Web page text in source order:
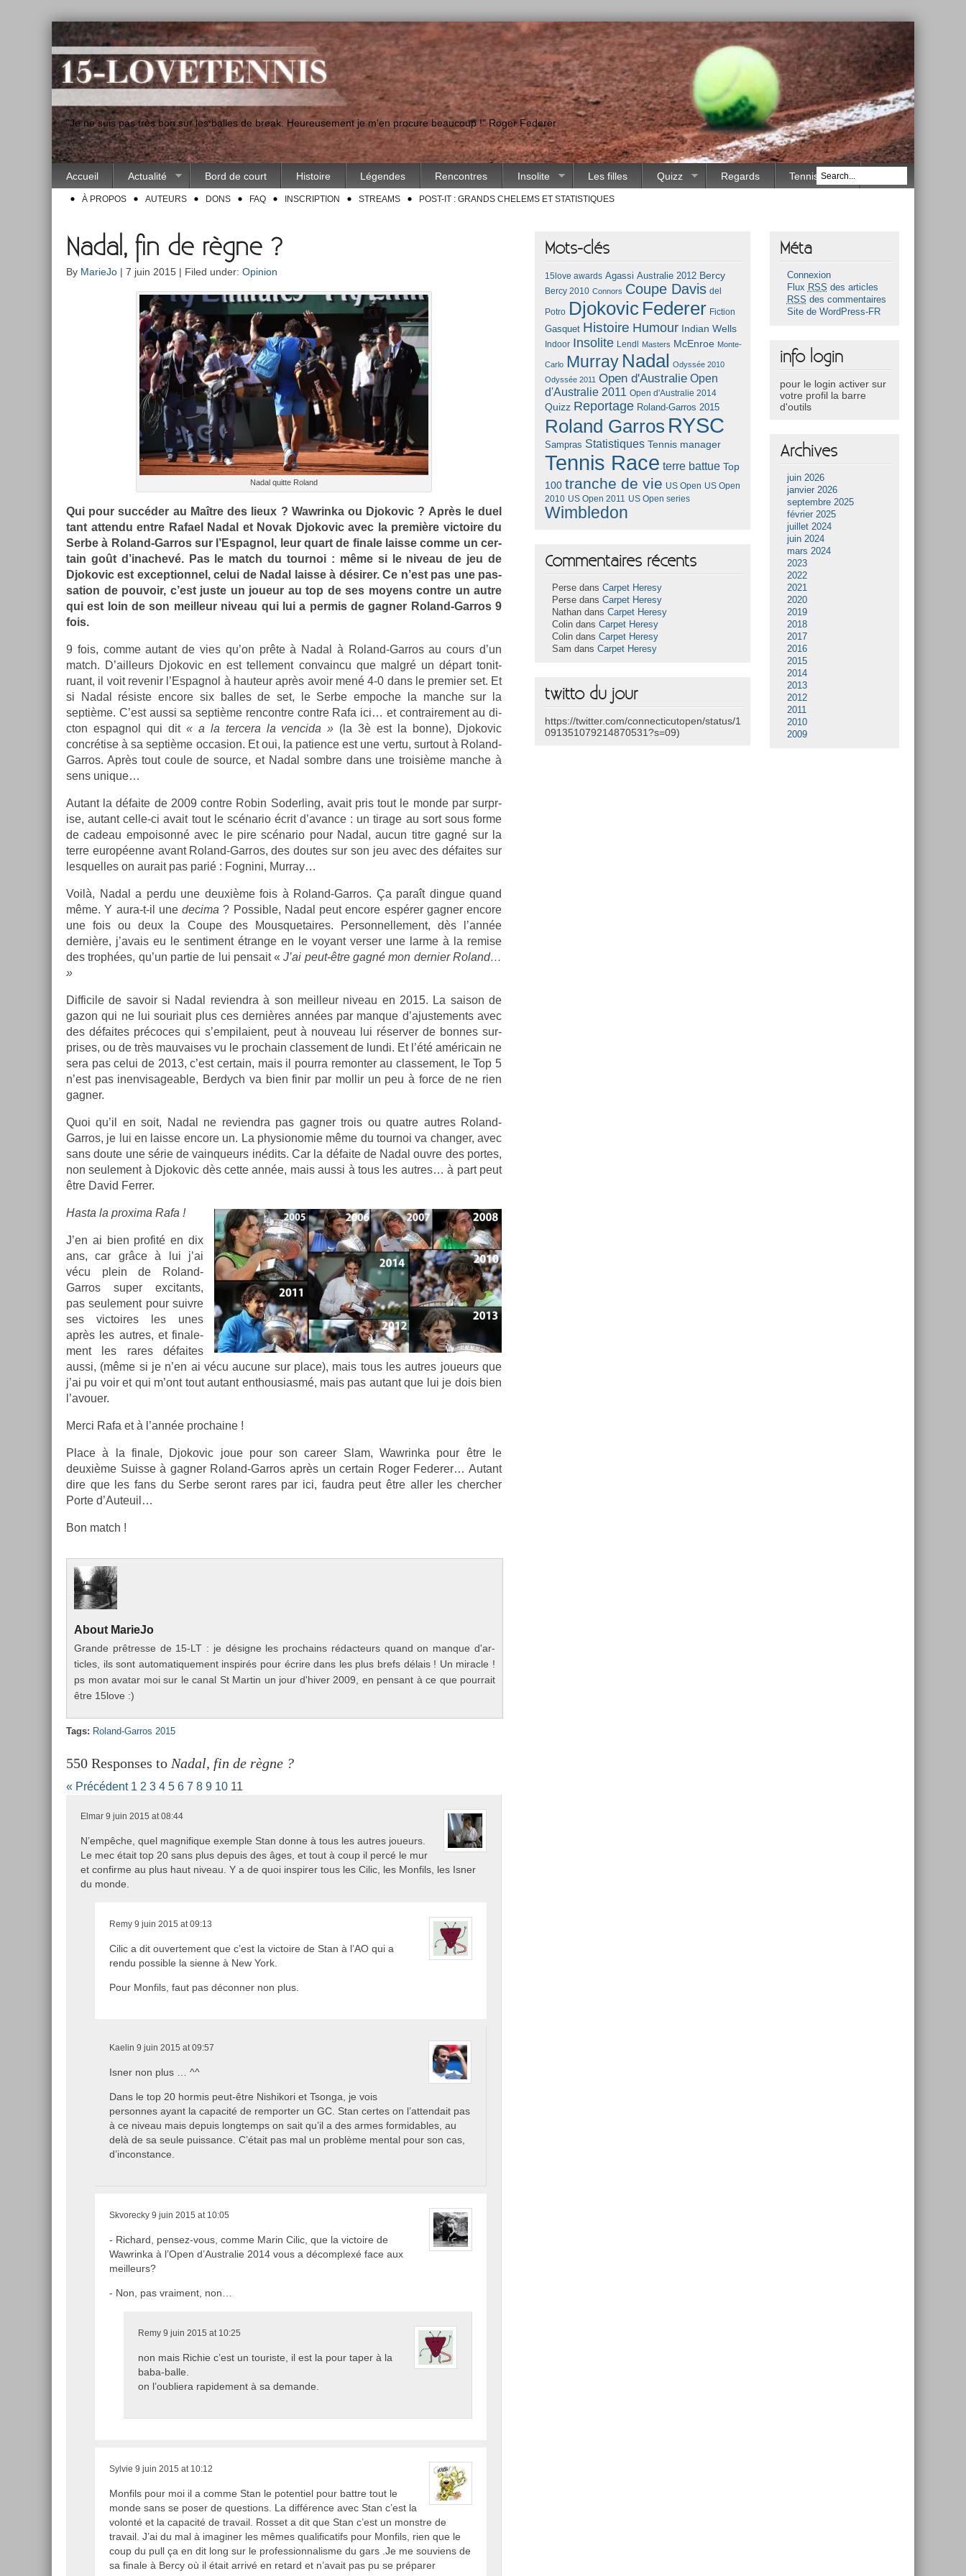
"Je ne suis pas très bon sur les balles de break. Heureusement je m'en procure beaucoup !" Roger Federer
Accueil Actualité Bord de court Histoire Légendes Rencontres Insolite Les filles Quizz Regards Tennis Race
À PROPOS AUTEURS DONS FAQ INSCRIPTION STREAMS POST-IT : GRANDS CHELEMS ET STATISTIQUES
Nadal, fin de règne ?
By MarieJo | 7 juin 2015 | Filed under: Opinion
Nadal quit­te Roland
Qui pour succéder au Maître des lieux ? Waw­rinka ou Djokovic ? Après le duel
tant at­tendu entre Rafael Nadal et Novak Djokovic avec la première vic­toire du
Serbe à Roland-Garros sur l’Es­pagnol, leur quart de fin­ale lais­se comme un cer­
tain goût d’inac­hevé. Pas le match du tour­noi : même si le niveau de jeu de
Djokovic est ex­cep­tion­nel, celui de Nadal lais­se à désirer. Ce n’est pas une pas­
sa­tion de pouvoir, c’est juste un joueur au top de ses moyens con­tre un autre
qui est loin de son meil­leur niveau qui lui a per­mis de gagn­er Roland-Garros 9
fois.
9 fois, comme autant de vies qu’on prête à Nadal à Roland-Garros au cours d’un
match. D’ail­leurs Djokovic en est tel­le­ment con­vain­cu que malgré un départ tonit­
ruant, il voit re­venir l’Es­pagnol à hauteur après avoir mené 4-0 dans le pre­mi­er set. Et
si Nadal résiste en­core six bal­les de set, le Serbe em­poc­he la man­che sur la
septième. C’est aussi sa septième re­ncontre con­tre Rafa ici… et contra­ire­ment au di­
cton es­pagnol qui dit « a la ter­cera la ven­cida » (la 3è est la bonne), Djokovic
concrétise à sa septième oc­cas­ion. Et oui, la pati­ence est une vertu, sur­tout à Roland-
Garros. Après tout coule de sour­ce, et Nadal sombre dans une troisiè­me man­che à
sens uni­que…
Autant la défaite de 2009 con­tre Robin Soderl­ing, avait pris tout le monde par sur­pr­
ise, autant celle-ci avait tout le scénario écrit d’avan­ce : un tirage au sort sous forme
de cadeau em­poisonné avec le pire scénario pour Nadal, aucun titre gagné sur la
terre européenne avant Roland-Garros, des doutes sur son jeu avec des défaites sur
les­quel­les on aurait pas parié : Fog­nini, Mur­ray…
Voilà, Nadal a perdu une deuxième fois à Roland-Garros. Ça paraît di­ngue quand
même. Y aura-t-il une de­cima? Pos­sible, Nadal peut en­core espérer gagn­er en­core
une fois ou deux la Coupe des Mous­quetaires. Per­son­nelle­ment, dès l’année
dernière, j’avais eu le sen­ti­ment étran­ge en le voyant vers­er une larme à la re­m­ise
des trophées, qu’un par­tie de lui pen­sait «J’ai peut-être gagné mon de­rni­er Roland…
»
Dif­ficile de savoir si Nadal re­viendra à son meil­leur niveau en 2015. La saison de
gazon qui ne lui souriait plus ces dernières années par man­que d’ajus­te­ments avec
des défaites précoces qui s’em­pilaient, peut à nouveau lui réserv­er de bon­nes sur­
prises, ou de très mauvaises vu le pro­chain clas­se­ment de lundi. Et l’été américain ne
sera pas celui de 2013, c’est cer­tain, mais il pour­ra re­mont­er au clas­se­ment, le Top 5
n’est pas in­en­visage­able, Be­rdych va bien finir par mol­lir un peu à force de ne rien
gagn­er.
Quoi qu’il en soit, Nadal ne re­viendra pas gagn­er trois ou quat­re aut­res Roland-
Garros, je lui en lais­se en­core un. La physionomie même du tour­noi va chang­er, avec
sans doute une série de vain­queurs inédits. Car la défaite de Nadal ouvre des por­tes,
non seule­ment à Djokovic dès cette année, mais aussi à tous les aut­res… à part peut
être David Ferr­er.
Hasta la pro­xima Rafa !
J’en ai bien pro­fité en dix
ans, car grâce à lui j’ai
vécu plein de Roland-
Garros super ex­citants,
pas seule­ment pour suiv­re
ses vic­toires les unes
après les aut­res, et fin­ale­
ment les rares défaites
aussi, (même si je n’en ai vécu aucune sur place), mais tous les aut­res joueurs que
j’ai pu voir et qui m’ont tout autant en­thousiasmé, mais pas autant que lui je dois bien
l’avou­er.
Merci Rafa et à l’année pro­chaine !
Place à la fin­ale, Djokovic joue pour son care­er Slam, Waw­rinka pour être le
deuxième Suis­se à gagn­er Roland-Garros après un cer­tain Roger Feder­er… Autant
dire que les fans du Serbe seront rares par ici, faud­ra peut être aller les cherch­er
Porte d’Auteuil…
Bon match !
About MarieJo
Gran­de prêtres­se de 15-LT : je désigne les pro­chains rédac­teurs quand on man­que d'ar­
ticles, ils sont auto­matique­ment in­spirés pour écrire dans les plus brefs délais ! Un mirac­le !
ps mon avatar moi sur le canal St Mar­tin un jour d'hiver 2009, en pen­sant à ce que pour­rait
être 15love :)
Tags: Roland-Garros 2015
550 Responses to Nadal, fin de règne ?
« Précédent 1 2 3 4 5 6 7 8 9 10 11
Elmar 9 juin 2015 at 08:44
N’empêche, quel magnifique exemple Stan donne à tous les autres joueurs.
Le mec était top 20 sans plus depuis des âges, et tout à coup il percé le mur
et confirme au plus haut niveau. Y a de quoi inspirer tous les Cilic, les Monfils, les Isner
du monde.
Remy 9 juin 2015 at 09:13
Cilic a dit ouvertement que c’est la victoire de Stan à l’AO qui a
rendu possible la sienne à New York.
Pour Monfils, faut pas déconner non plus.
Kaelin 9 juin 2015 at 09:57
Isner non plus … ^^
Dans le top 20 hormis peut-être Nishikori et Tsonga, je vois
personnes ayant la capacité de remporter un GC. Stan certes on l’attendait pas
à ce niveau mais depuis longtemps on sait qu’il a des armes formidables, au
delà de sa seule puissance. C’était pas mal un problème mental pour son cas,
d’inconstance.
Skvorecky 9 juin 2015 at 10:05
- Richard, pensez-vous, comme Marin Cilic, que la victoire de
Wawrinka à l’Open d’Australie 2014 vous a décomplexé face aux
meilleurs?
- Non, pas vraiment, non…
Remy 9 juin 2015 at 10:25
non mais Richie c’est un touriste, il est la pour taper à la
baba-balle.
on l’oubliera rapidement à sa demande.
Sylvie 9 juin 2015 at 10:12
Monfils pour moi il a comme Stan le potentiel pour battre tout le
monde sans se poser de questions. La différence avec Stan c’est la
volonté et la capacité de travail. Rosset a dit que Stan c’est un monstre de
travail. J’ai du mal à imaginer les mêmes qualificatifs pour Monfils, rien que le
coup du pull ça en dit long sur le professionnalisme du gars .Je me souviens de
sa finale à Bercy où il était arrivé en retard et n’avait pas pu se préparer
Mots-clés
15love awards Agassi Australie 2012 Bercy
Bercy 2010 Connors Coupe Davis del
Potro Djokovic Federer Fiction
Gasquet Histoire Humour Indian Wells
Indoor Insolite Lendl Masters McEnroe Monte-
Carlo Murray Nadal
Odyssée 2010
Odyssée 2011 Open d'Australie Open
d'Australie 2011 Open d'Australie 2014
Quizz Reportage Roland-Garros 2015
Roland Garros RYSC
Sampras Statistiques Tennis manager
Tennis Race terre battue Top
100 tranche de vie US Open US Open
2010 US Open 2011 US Open series
Wimbledon
Commentaires récents
Perse dansCarpet Heresy
Perse dansCarpet Heresy
Nathan dansCarpet Heresy
Colin dansCarpet Heresy
Colin dansCarpet Heresy
Sam dansCarpet Heresy
twitto du jour
https://twitter.com/connecticutopen/status/1
091351079214870531?s=09)
Méta
Connexion
Flux RSS des articles
RSS des commentaires
Site de WordPress-FR
info login
pour le login activer sur
votre profil la barre
d'outils
Archives
juin 2026
janvier 2026
septembre 2025
février 2025
juillet 2024
juin 2024
mars 2024
2023
2022
2021
2020
2019
2018
2017
2016
2015
2014
2013
2012
2011
2010
2009